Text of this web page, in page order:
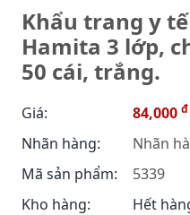
Khẩu trang y
Hamita 3 lớp,
50 cái, trắng.
Giá: 84,000 đ
Nhãn hàng:
Nhãn
Mã sản phẩm:
5339
Kho hàng:
Hết